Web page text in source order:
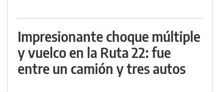
Impresionante choque múltiple
y vuelco en la Ruta 22: fue
entre un camión y tres autos